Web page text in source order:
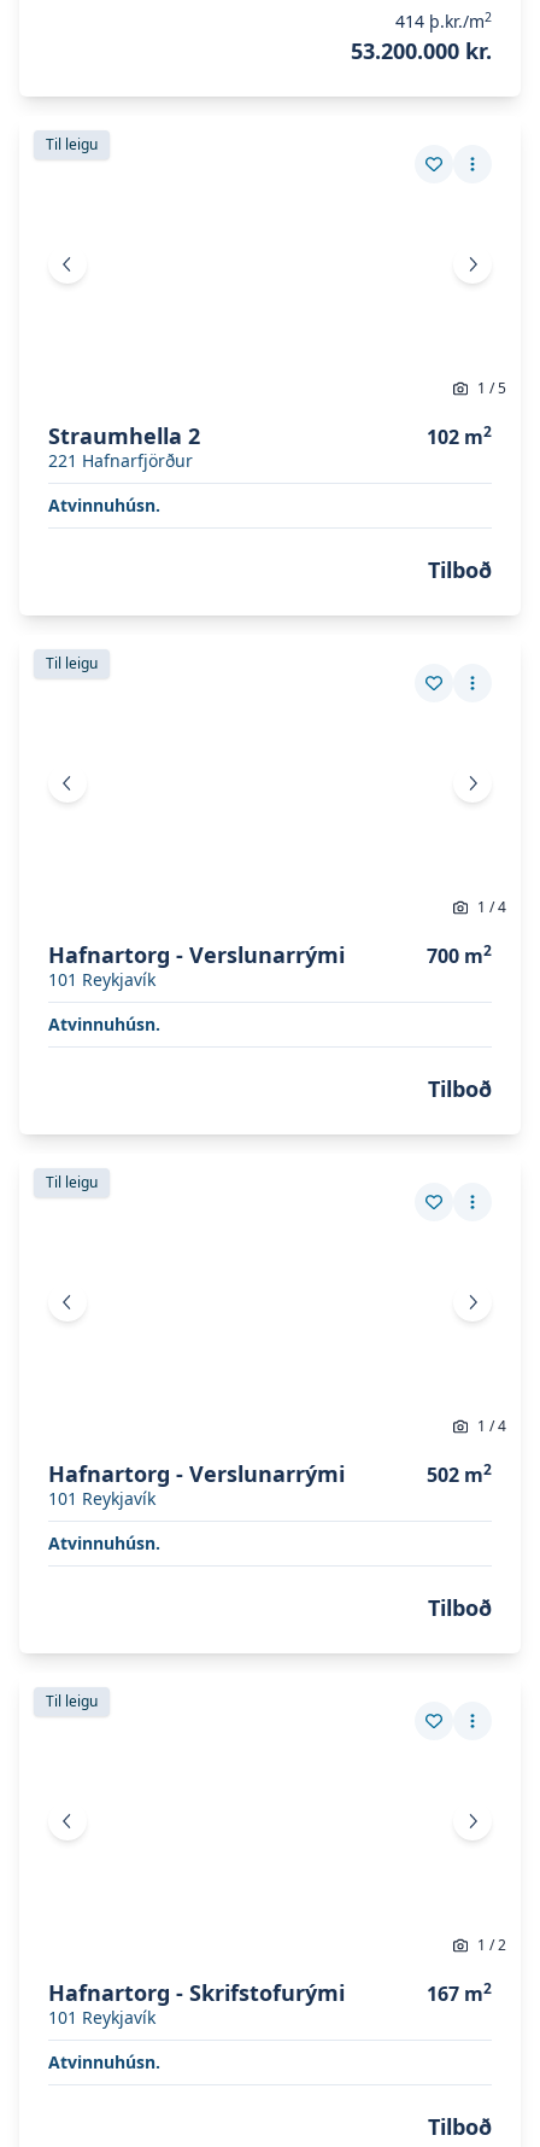
414 þ.kr./m2
53.200.000 kr.
Skoða eignina
Til leigu
Vista eign
Fleiri
Skoða eignina
Fyrri mynd Næsta
1 /5
Straumhella 2
221 Hafnarfjörður
102 m2
Atvinnuhúsn.
Tilboð
Skoða eignina
Til leigu
Vista eign
Fleiri
Skoða eignina
Fyrri mynd Næsta
1 /4
Hafnartorg - Verslunarrými
101 Reykjavík
700 m2
Atvinnuhúsn.
Tilboð
Skoða eignina
Til leigu
Vista eign
Fleiri
Skoða eignina
Fyrri mynd Næsta
1 /4
Hafnartorg - Verslunarrými
101 Reykjavík
502 m2
Atvinnuhúsn.
Tilboð
Skoða eignina
Til leigu
Vista eign
Fleiri
Skoða eignina
Fyrri mynd Næsta
1 /2
Hafnartorg - Skrifstofurými
101 Reykjavík
167 m2
Atvinnuhúsn.
Tilboð